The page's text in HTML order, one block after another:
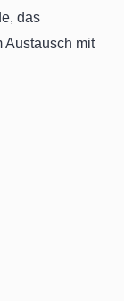
das
Austausch mit